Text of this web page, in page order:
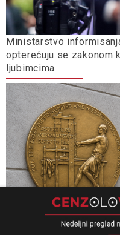
Ministarstvo
opterećuju se zakonom
ljubimcima